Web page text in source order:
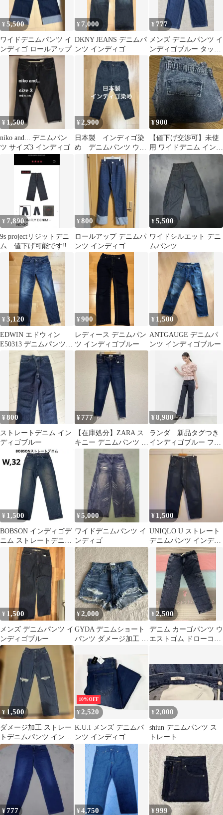
¥5,500
ワイドデニムパンツ イ
ンディゴ ロールアップ
¥ 7,000
DKNY JEANS デニムパ
ンツ インディゴ
¥ 777
メンズ デニムパンツ イ
ンディゴブルー タック
入り
¥ 1,500
niko and... デニムパン
ツ サイズ3 インディゴ
¥2,900
日本製 インディゴ染
め デニムパンツ ウエ
ストゴム 百貨店購
入 大きいサイズ
¥900
【値下げ交渉可】未使
用 ワイドデニム インデ
ィゴブルー
¥ 7,890
9s projectリジットデニ
ム 値下げ可能です‼️
¥800
ロールアップ デニムパ
ンツ インディゴ
¥5,500
ワイドシルエット デニ
ムパンツ
¥3,120
EDWIN エドウィン
E50313 デニムパンツ
30インチ
¥900
レディース デニムパン
ツ インディゴブルー
¥ 1,500
ANTGAUGE デニムパ
ンツ インディゴブルー
¥800
ストレートデニム イン
ディゴブルー
¥ 777
【在庫処分】ZARA ス
キニー デニムパンツ カ
ットオフ インディゴ L
¥8,980
ランダ 新品タグつき
インディゴブルー フレ
アデニムパンツ
¥ 1,500
BOBSON インディゴデ
ニム ストレートデニム
¥5,000
ワイドデニムパンツ イ
ンディゴ
¥ 1,500
UNIQLO U ストレート
デニムパンツ インディ
¥ 1,500
メンズ デニムパンツ イ
ンディゴブルー
¥2,000
GYDA デニムショート
パンツ ダメージ加工 S
¥2,500
デニム カーゴパンツ ウ
エストゴム ドローコー
¥ 1,500
ダメージ加工 ストレー
トデニムパンツ インデ
ィゴ
10%OFF
¥2,520
K.U.I メンズ デニムパ
ンツ インディゴ
¥2,000
shiun デニムパンツ ス
トレート
¥777 ¥4,750 ¥999